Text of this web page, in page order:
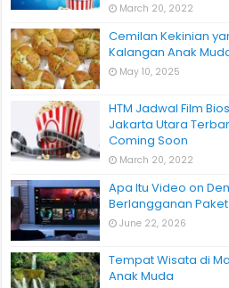
March 20, 2022
Cemilan Kekinian
Kalangan Anak
May 10, 2025
HTM Jadwal Film
Jakarta Utara
Coming Soon
March 20, 2022
Apa Itu Video on
Berlangganan
June 22, 2026
Tempat Wisata di
Anak Muda